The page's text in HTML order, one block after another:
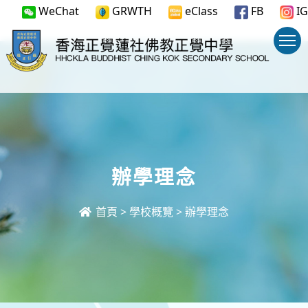
WeChat GRWTH eClass FB IG
辦學理念
首頁 > 學校概覽 >辦學理念